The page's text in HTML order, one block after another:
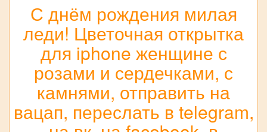
С днём рождения милая
леди! Цветочная открытка
для iphone женщине с
розами и сердечками, с
камнями, отправить на
вацап, переслать в telegram,